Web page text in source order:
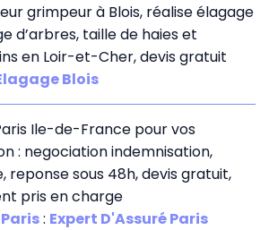
grimpeur à Blois, réalise élagage
d’arbres, taille de haies et
en Loir-et-Cher, devis gratuit
Blois
Ile-de-France pour vos
: negociation indemnisation,
sous 48h, devis gratuit,
pris en charge
: Expert D'Assuré Paris